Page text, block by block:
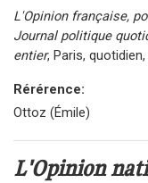
L'Opinion française,
Journal politique
entier, Paris, quotidien,
Rérérence:
Ottoz (Émile)
L'Opinion